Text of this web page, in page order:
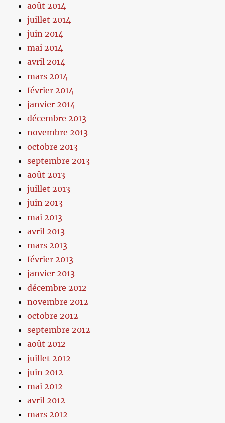
août 2014
juillet 2014
juin 2014
mai 2014
avril 2014
mars 2014
février 2014
janvier 2014
décembre 2013
novembre 2013
octobre 2013
septembre 2013
août 2013
juillet 2013
juin 2013
mai 2013
avril 2013
mars 2013
février 2013
janvier 2013
décembre 2012
novembre 2012
octobre 2012
septembre 2012
août 2012
juillet 2012
juin 2012
mai 2012
avril 2012
mars 2012